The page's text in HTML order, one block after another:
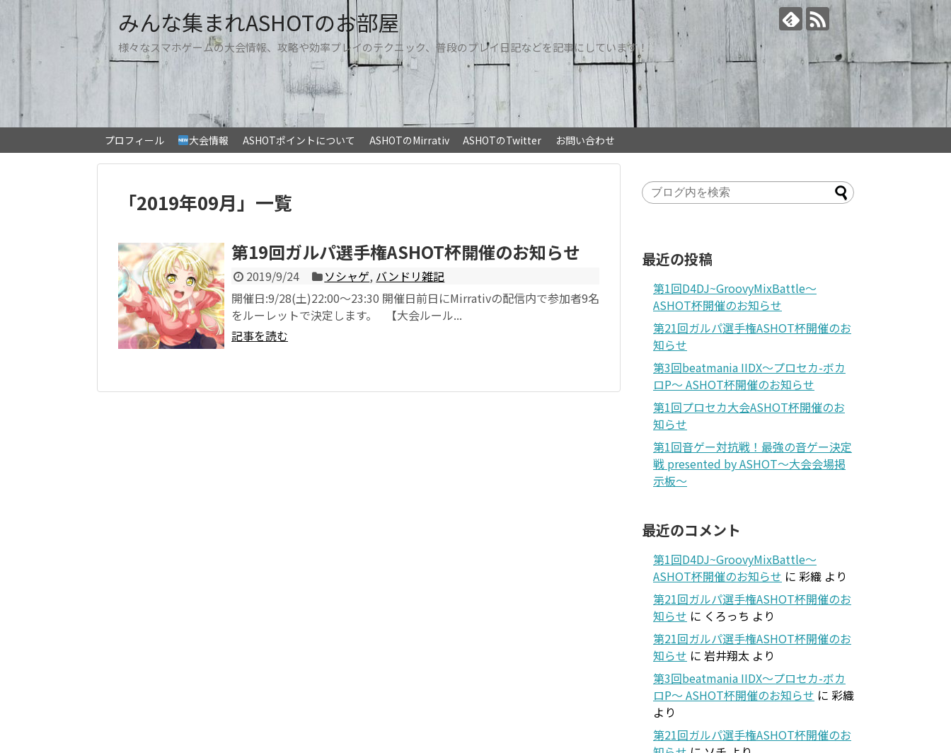
みんな集まれASHOTのお部屋
様々なスマホゲームの大会情報、攻略や効率プレイのテクニック、普段のプレイ日記などを記事にしています！
プロフィール 大会情報 ASHOTポイントについて ASHOTのMirrativ ASHOTのTwitter お問い合わせ
「2019年09月」 一覧
第19回ガルパ選手権ASHOT杯開催のお知らせ
2019/9/24 ソシャゲ, バンドリ雑記
開催日:9/28(土)22:00～23:30 開催日前日にMirrativの配信内で参加者9名
をルーレットで決定します。 【大会ルール...
記事を読む
最近の投稿
第1回D4DJ~GroovyMixBattle～
ASHOT杯開催のお知らせ
第21回ガルパ選手権ASHOT杯開催のお
知らせ
第3回beatmania IIDX～プロセカ-ボカ
ロP～ ASHOT杯開催のお知らせ
第1回プロセカ大会ASHOT杯開催のお
知らせ
第1回音ゲー対抗戦！最強の音ゲー決定
戦 presented by ASHOT～大会会場掲
示板～
最近のコメント
第1回D4DJ~GroovyMixBattle～
ASHOT杯開催のお知らせ に 彩織 より
第21回ガルパ選手権ASHOT杯開催のお
知らせ に くろっち より
第21回ガルパ選手権ASHOT杯開催のお
知らせ に 岩井翔太 より
第3回beatmania IIDX～プロセカ-ボカ
ロP～ ASHOT杯開催のお知らせ に 彩織
より
第21回ガルパ選手権ASHOT杯開催のお